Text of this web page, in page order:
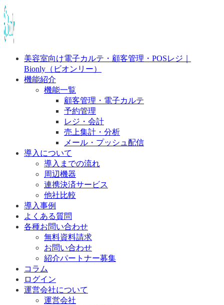
美容室向け電子カルテ・顧客管理・POSレジ｜
Bionly（ビオンリー）
機能紹介
機能一覧
顧客管理・電子カルテ
予約管理
レジ・会計
売上集計・分析
メール・プッシュ配信
導入について
導入までの流れ
周辺機器
連携決済サービス
他社比較
導入事例
よくある質問
各種お問い合わせ
無料資料請求
お問い合わせ
紹介パートナー募集
コラム
ログイン
運営会社について
運営会社